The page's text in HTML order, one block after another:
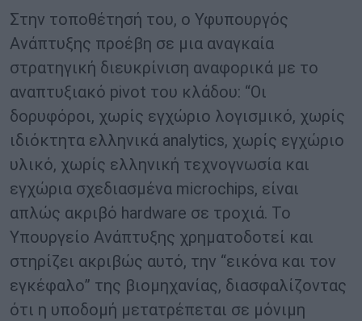
Στην τοποθέτησή του, ο Υφυπουργός
Ανάπτυξης προέβη σε μια αναγκαία
στρατηγική διευκρίνιση αναφορικά με το
αναπτυξιακό pivot του κλάδου: “Οι
δορυφόροι, χωρίς εγχώριο λογισμικό, χωρίς
ιδιόκτητα ελληνικά analytics, χωρίς εγχώριο
υλικό, χωρίς ελληνική τεχνογνωσία και
εγχώρια σχεδιασμένα microchips, είναι
απλώς ακριβό hardware σε τροχιά. Το
Υπουργείο Ανάπτυξης χρηματοδοτεί και
στηρίζει ακριβώς αυτό, την “εικόνα και τον
εγκέφαλο” της βιομηχανίας, διασφαλίζοντας
ότι η υποδομή μετατρέπεται σε μόνιμη